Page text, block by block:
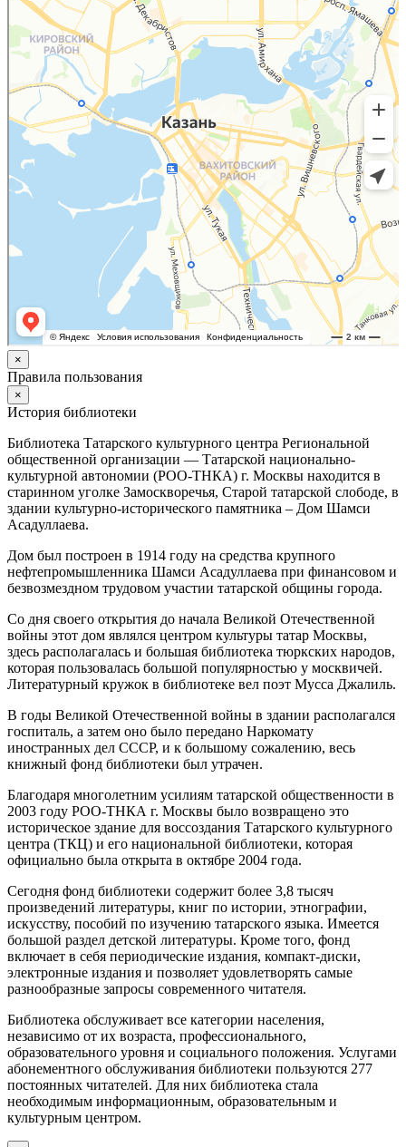
×
Правила пользования
×
История библиотеки
Библиотека Татарского культурного центра Региональной
общественной организации — Татарской национально-
культурной автономии (РОО-ТНКА) г. Москвы находится в
старинном уголке Замоскворечья, Старой татарской слободе, в
здании культурно-исторического памятника – Дом Шамси
Асадуллаева.
Дом был построен в 1914 году на средства крупного
нефтепромышленника Шамси Асадуллаева при финансовом и
безвозмездном трудовом участии татарской общины города.
Со дня своего открытия до начала Великой Отечественной
войны этот дом являлся центром культуры татар Москвы,
здесь располагалась и большая библиотека тюркских народов,
которая пользовалась большой популярностью у москвичей.
Литературный кружок в библиотеке вел поэт Мусса Джалиль.
В годы Великой Отечественной войны в здании располагался
госпиталь, а затем оно было передано Наркомату
иностранных дел СССР, и к большому сожалению, весь
книжный фонд библиотеки был утрачен.
Благодаря многолетним усилиям татарской общественности в
2003 году РОО-ТНКА г. Москвы было возвращено это
историческое здание для воссоздания Татарского культурного
центра (ТКЦ) и его национальной библиотеки, которая
официально была открыта в октябре 2004 года.
Сегодня фонд библиотеки содержит более 3,8 тысяч
произведений литературы, книг по истории, этнографии,
искусству, пособий по изучению татарского языка. Имеется
большой раздел детской литературы. Кроме того, фонд
включает в себя периодические издания, компакт-диски,
электронные издания и позволяет удовлетворять самые
разнообразные запросы современного читателя.
Библиотека обслуживает все категории населения,
независимо от их возраста, профессионального,
образовательного уровня и социального положения. Услугами
абонементного обслуживания библиотеки пользуются 277
постоянных читателей. Для них библиотека стала
необходимым информационным, образовательным и
культурным центром.